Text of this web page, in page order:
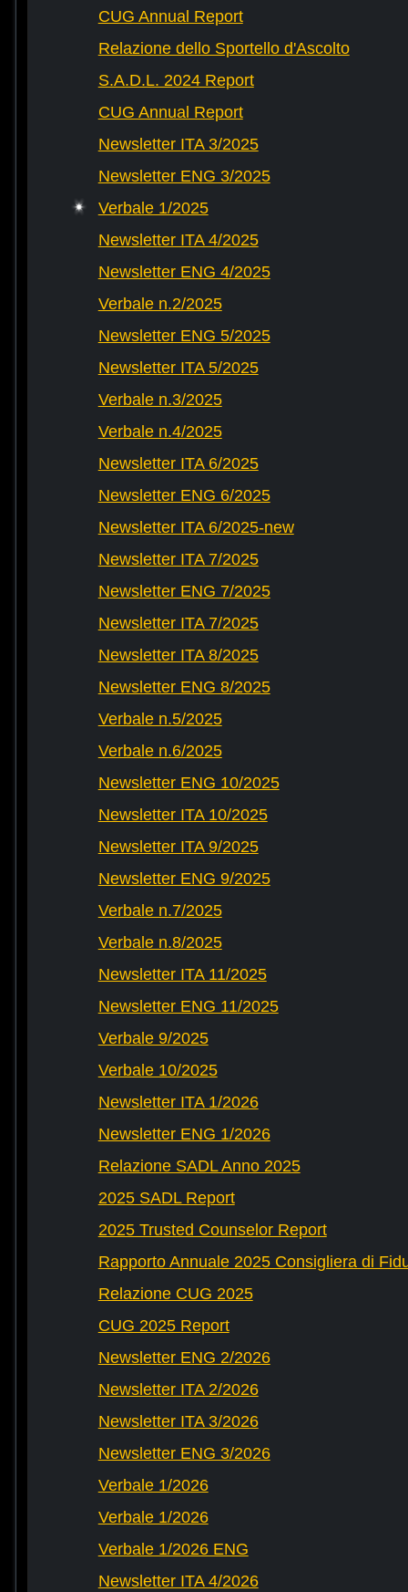
CUG Annual Report
Relazione dello Sportello d'Ascolto
S.A.D.L. 2024 Report
CUG Annual Report
Newsletter ITA 3/2025
Newsletter ENG 3/2025
Verbale 1/2025
Newsletter ITA 4/2025
Newsletter ENG 4/2025
Verbale n.2/2025
Newsletter ENG 5/2025
Newsletter ITA 5/2025
Verbale n.3/2025
Verbale n.4/2025
Newsletter ITA 6/2025
Newsletter ENG 6/2025
Newsletter ITA 6/2025-new
Newsletter ITA 7/2025
Newsletter ENG 7/2025
Newsletter ITA 7/2025
Newsletter ITA 8/2025
Newsletter ENG 8/2025
Verbale n.5/2025
Verbale n.6/2025
Newsletter ENG 10/2025
Newsletter ITA 10/2025
Newsletter ITA 9/2025
Newsletter ENG 9/2025
Verbale n.7/2025
Verbale n.8/2025
Newsletter ITA 11/2025
Newsletter ENG 11/2025
Verbale 9/2025
Verbale 10/2025
Newsletter ITA 1/2026
Newsletter ENG 1/2026
Relazione SADL Anno 2025
2025 SADL Report
2025 Trusted Counselor Report
Rapporto Annuale 2025 Consigliera di
Relazione CUG 2025
CUG 2025 Report
Newsletter ENG 2/2026
Newsletter ITA 2/2026
Newsletter ITA 3/2026
Newsletter ENG 3/2026
Verbale 1/2026
Verbale 1/2026
Verbale 1/2026 ENG
Newsletter ITA 4/2026